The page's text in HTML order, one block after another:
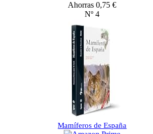
Ahorras 0,75 €
Nº 4
Mamíferos de España